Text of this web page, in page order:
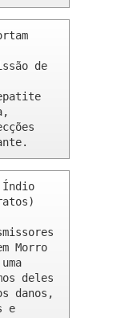
de
Índio
Morro
deles
danos,
e